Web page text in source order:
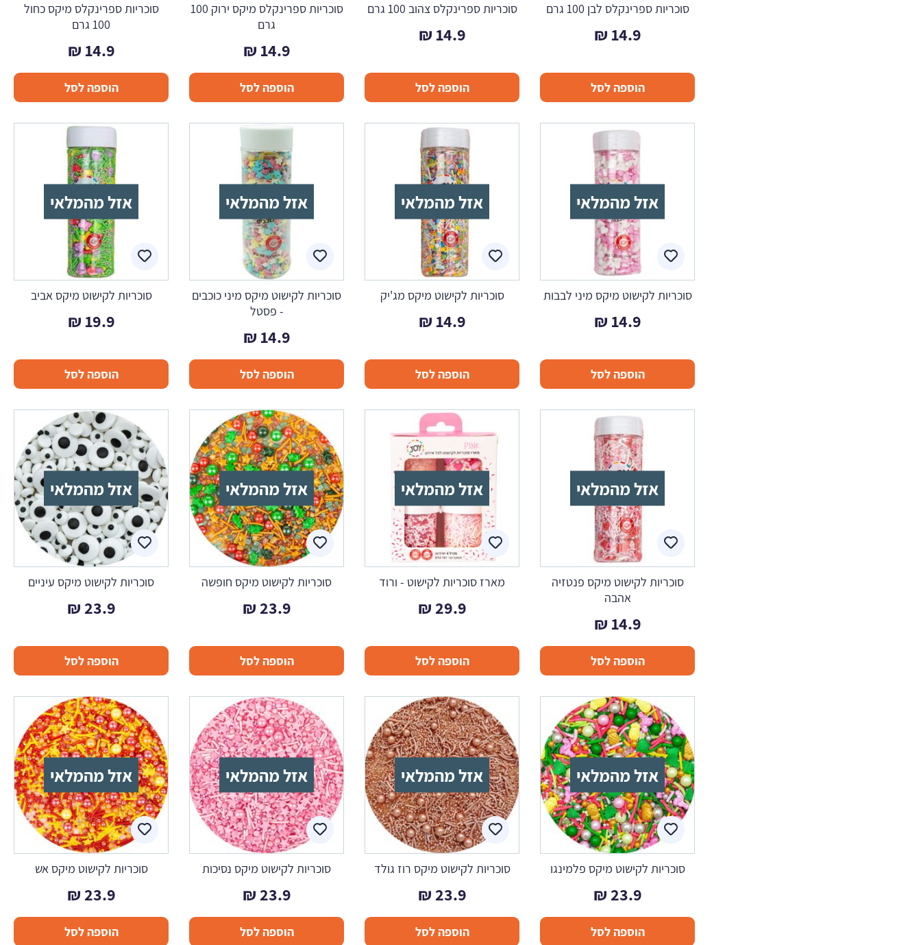
סוכריות ספרינקלס לבן 100 גרם
14.9
₪
הוספה לסל
סוכריות ספרינקלס צהוב 100 גרם
14.9
₪
הוספה לסל
סוכריות ספרינקלס מיקס ירוק 100
גרם
14.9
₪
הוספה לסל
סוכריות ספרינקלס מיקס כחול
100 גרם
14.9
₪
הוספה לסל
אזל מהמלאי
סוכריות לקישוט מיקס מיני לבבות
14.9
₪
הוספה לסל
אזל מהמלאי
סוכריות לקישוט מיקס מג'יק
14.9
₪
הוספה לסל
אזל מהמלאי
סוכריות לקישוט מיקס מיני כוכבים
- פסטל
14.9
₪
הוספה לסל
אזל מהמלאי
סוכריות לקישוט מיקס אביב
19.9
₪
הוספה לסל
אזל מהמלאי
סוכריות לקישוט מיקס פנטזיה
אהבה
14.9
₪
הוספה לסל
אזל מהמלאי
מארז סוכריות לקישוט - ורוד
29.9
₪
הוספה לסל
אזל מהמלאי
סוכריות לקישוט מיקס חופשה
23.9
₪
הוספה לסל
אזל מהמלאי
סוכריות לקישוט מיקס עיניים
23.9
₪
הוספה לסל
אזל מהמלאי
סוכריות לקישוט מיקס פלמינגו
23.9
₪
הוספה לסל
אזל מהמלאי
סוכריות לקישוט מיקס רוז גולד
23.9
₪
הוספה לסל
אזל מהמלאי
סוכריות לקישוט מיקס נסיכות
23.9
₪
הוספה לסל
אזל מהמלאי
סוכריות לקישוט מיקס אש
23.9
₪
הוספה לסל